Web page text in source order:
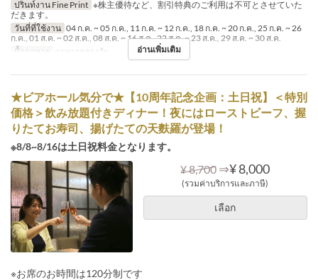
ปรินท์งาน Fine Print ※株主優待など、割引特典のご利用は不可とさせていた
だきます。
วันที่ที่ใช้งาน 04 ก.ค. ~ 05 ก.ค., 11 ก.ค. ~ 12 ก.ค., 18 ก.ค. ~ 20 ก.ค., 25 ก.ค. ~ 26
ก.ค., 01 ส.ค. ~ 02 ส.ค., 08 ส.ค. ~ 16 ส.ค., 22 ส.ค. ~ 23 ส.ค., 29 ส.ค. ~ 30 ส.ค.
มื้ออาหาร
อาหารกลางวัน อ่านเพิ่มเติม
★ビアホール気分で★【10周年記念企画：土日祝】＜特別
価格＞飲み放題付きディナー！夜にはローストビーフ、握
りたてお寿司、揚げたての天麩羅が登場！
※8/8~8/16は土日祝料金となります。
¥ 8,700 ⇒¥ 8,000
(รวมค่าบริการและภาษี)
เลือก
※お席のお時間は120分制です